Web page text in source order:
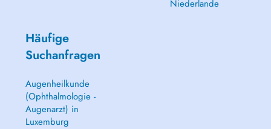
Niederlande
Häufige
Suchanfragen
Augenheilkunde
(Ophthalmologie -
Augenarzt) in
Luxemburg